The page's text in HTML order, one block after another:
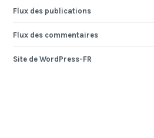
Flux des publications
Flux des commentaires
Site de WordPress-FR